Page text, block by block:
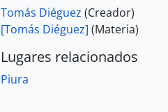
Tomás Diéguez (Creador)
[Tomás Diéguez] (Materia)
Lugares relacionados
Piura